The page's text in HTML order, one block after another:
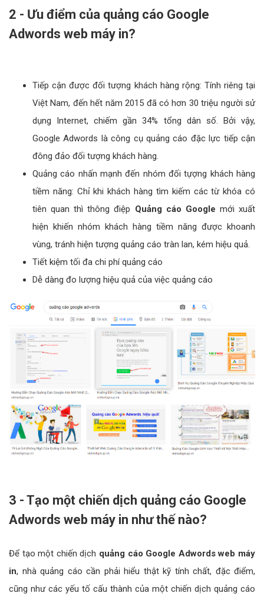
2 - Ưu điểm của quảng cáo Google
Adwords web máy in?
Tiếp cận được đối tượng khách hàng rộng: Tính riêng tại
Việt Nam, đến hết năm 2015 đã có hơn 30 triệu người sử
dụng Internet, chiếm gần 34% tổng dân số. Bởi vậy,
Google Adwords là công cụ quảng cáo đặc lực tiếp cận
đông đảo đối tượng khách hàng.
Quảng cáo nhấn mạnh đến nhóm đối tựợng khách hàng
tiềm năng: Chỉ khi khách hàng tìm kiếm các từ khóa có
tiên quan thì thông điệp Quảng cáo Google mới xuất
hiện khiến nhóm khách hàng tiềm năng được khoanh
vùng, tránh hiện tượng quảng cáo tràn lan, kém hiệu quả.
Tiết kiệm tối đa chi phí quảng cáo
Dễ dàng đo lượng hiệu quả của việc quảng cáo
3 - Tạo một chiến dịch quảng cáo Google
Adwords web máy in như thế nào?
Để tạo một chiến dịch quảng cáo Google Adwords web máy
in, nhà quảng cáo cần phải hiểu thật kỹ tính chất, đặc điểm,
cũng như các yếu tố cấu thành của một chiến dịch quảng cáo